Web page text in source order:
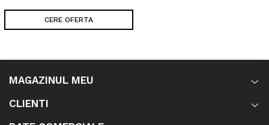
CERE OFERTA
MAGAZINUL MEU
CLIENTI